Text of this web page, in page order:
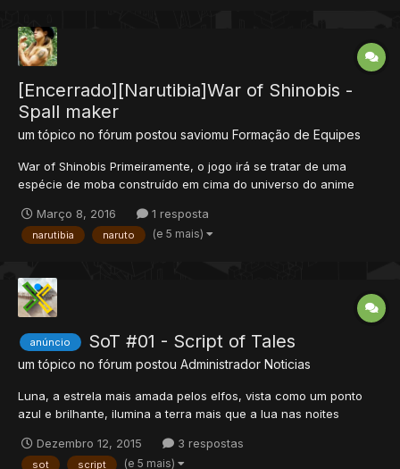
[Encerrado][Narutibia]War of Shinobis -
Spall maker
um tópico no fórum postou saviomu Formação de Equipes
War of Shinobis Primeiramente, o jogo irá se tratar de uma
espécie de moba construído em cima do universo do anime
possuíram a mesma vocação quando os mesmos estão no
lobby; * Ao clicar em jogar o player sera direcionado a u...
Março 8, 2016 1 resposta
narutibia naruto (e 5 mais)
anúncio SoT #01 - Script of Tales
um tópico no fórum postou Administrador Noticias
Luna, a estrela mais amada pelos elfos, vista como um ponto
azul e brilhante, ilumina a terra mais que a lua nas noites
floresta azul, mais conhecida como Lui. Um lugar hábil e
Dezembro 12, 2015 3 respostas
sot script (e 5 mais)